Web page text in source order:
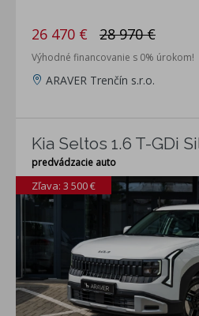
26 470 € 28 970 €
Výhodné financovanie s 0% úrokom!
ARAVER Trenčín s.r.o.
Kia Seltos 1.6 T-GDi
predvádzacie auto
Zľava: 3 500 €